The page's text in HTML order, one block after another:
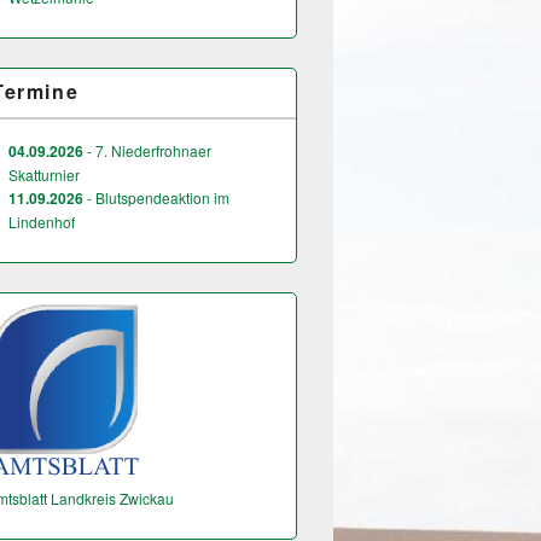
04.09.2026- 7. Niederfrohnaer
Skatturnier
11.09.2026- Blutspendeaktion im
Lindenhof
Landkreis Zwickau